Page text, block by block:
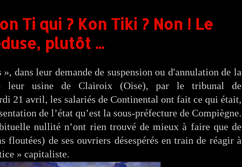
Ti qui ? Kon Tiki ? Non ! Le
plutôt ...
dans leur demande de suspension ou d'annulation de la
leur usine de Clairoix (Oise), par le tribunal de
21 avril, les salariés de Continental ont fait ce qui était,
de l’état qu’est la sous-préfecture de Compiègne.
nullité n’ont rien trouvé de mieux à faire que de
floutées) de ses ouvriers désespérés en train de réagir à
» capitaliste.